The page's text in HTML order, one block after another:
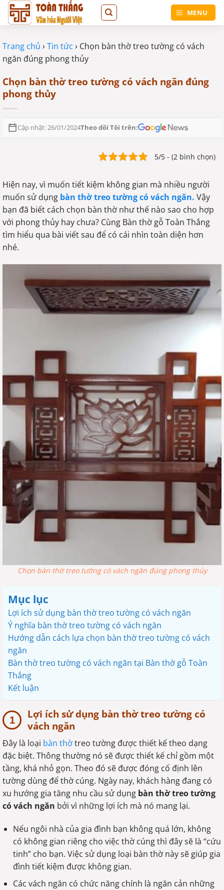
Bỏ
qua
dung
MENU
Trang chủ › Tin tức › Chọn bàn thờ treo tường có vách
ngăn đúng phong thủy
Chọn bàn thờ treo tường có vách ngăn đúng
phong thủy
Cập nhật: 26/01/2024Theo dõi Tôi trên:
5/5 - (2 bình chọn)
Hiện nay, vì muốn tiết kiệm không gian mà nhiều người
muốn sử dụng bàn thờ treo tường có vách ngăn. Vậy
bạn đã biết cách chọn bàn thờ như thế nào sao cho hợp
với phong thủy hay chưa? Cùng Bàn thờ gỗ Toàn Thắng
tìm hiểu qua bài viết sau để có cái nhìn toàn diện hơn
nhé.
Chọn bàn thờ treo tường có vách ngăn đúng phong thủy
Mục lục
Lợi ích sử dụng bàn thờ treo tường có vách ngăn
Ý nghĩa bàn thờ treo tường có vách ngăn
Hướng dẫn cách lựa chọn bàn thờ treo tường có vách
ngăn
Bàn thờ treo tường có vách ngăn tại Bàn thờ gỗ Toàn
Thắng
Kết luận
Lợi ích sử dụng bàn thờ treo tường có
vách ngăn
Đây là loại bàn thờtreo tường được thiết kế theo dạng
đặc biệt. Thông thường nó sẽ được thiết kế chỉ gồm một
tầng, khá nhỏ gọn. Theo đó sẽ được đóng cố định lên
tường dùng để thờ cúng. Ngày nay, khách hàng đang có
xu hướng gia tăng nhu cầu sử dụng bàn thờ treo tường
có vách ngăn bởi vì những lợi ích mà nó mang lại.
Nếu ngôi nhà của gia đình bạn không quá lớn, không
có không gian riêng cho việc thờ cúng thì đây sẽ là “cứu
tinh” cho bạn. Việc sử dụng loại bàn thờ này sẽ giúp gia
đình tiết kiệm được không gian.
Các vách ngăn có chức năng chính là ngăn cản những